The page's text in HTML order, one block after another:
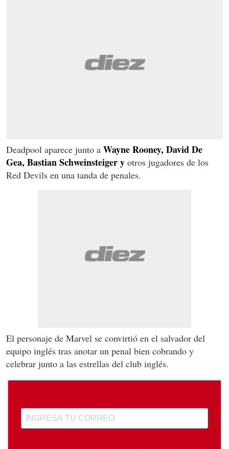
Deadpool aparece junto a Wayne Rooney, David De
Gea, Bastian Schweinsteiger y otros jugadores de los
Red Devils en una tanda de penales.
El personaje de Marvel se convirtió en el salvador del
equipo inglés tras anotar un penal bien cobrando y
celebrar junto a las estrellas del club inglés.